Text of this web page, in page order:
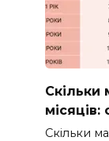
Скільки
місяців:
Скільки